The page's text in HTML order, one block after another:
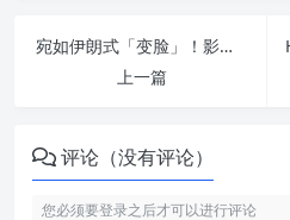
宛如伊朗式「变脸」！影帝后同台《德黑兰双面疑云》揭开中东神秘面纱
上一篇
评论（没有评论）